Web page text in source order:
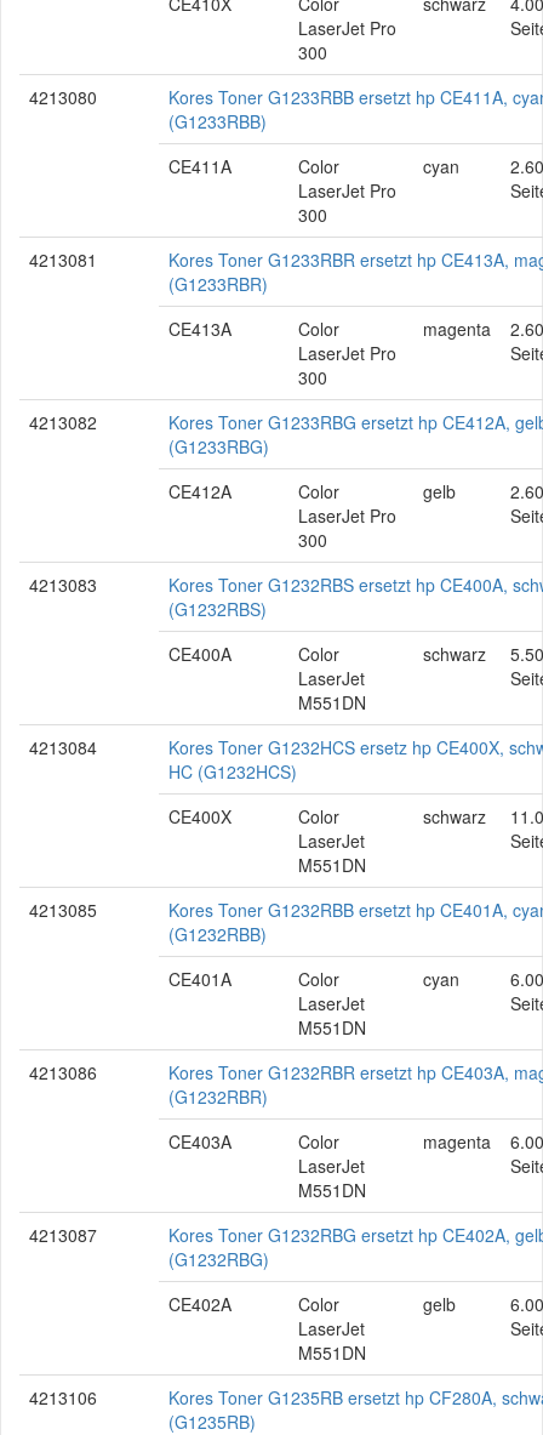
LaserJet Pro
300
4213080
Kores Toner G1233RBB ersetzt hp CE411A,
(G1233RBB)
CE411A
Color
LaserJet Pro
300
cyan
4213081
Kores Toner G1233RBR ersetzt hp CE413A,
(G1233RBR)
CE413A
Color
LaserJet Pro
300
magenta
4213082
Kores Toner G1233RBG ersetzt hp CE412A,
(G1233RBG)
CE412A
Color
LaserJet Pro
300
gelb
4213083
Kores Toner G1232RBS ersetzt hp CE400A,
(G1232RBS)
CE400A
Color
LaserJet
M551DN
schwarz
4213084
Kores Toner G1232HCS ersetz hp CE400X,
HC (G1232HCS)
CE400X
Color
LaserJet
M551DN
schwarz
4213085
Kores Toner G1232RBB ersetzt hp CE401A,
(G1232RBB)
CE401A
Color
LaserJet
M551DN
cyan
4213086
Kores Toner G1232RBR ersetzt hp CE403A,
(G1232RBR)
CE403A
Color
LaserJet
M551DN
magenta
4213087
Kores Toner G1232RBG ersetzt hp CE402A,
(G1232RBG)
CE402A
Color
LaserJet
M551DN
gelb
4213106
Kores Toner G1235RB ersetzt hp CF280A,
(G1235RB)